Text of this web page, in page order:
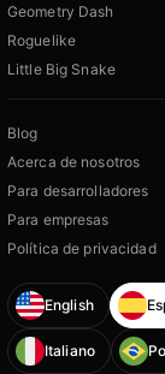
Geometry Dash
Roguelike
Little Big Snake
Blog
Acerca de nosotros
Para desarrolladores
Para empresas
Política de privacidad
English
Italiano